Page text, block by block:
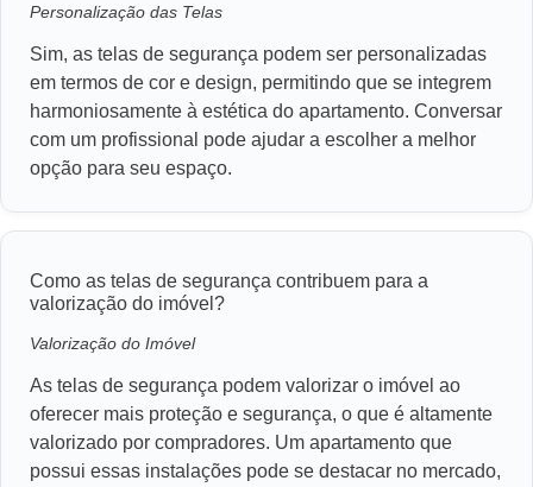
Personalização das Telas
Sim, as telas de segurança podem ser personalizadas
em termos de cor e design, permitindo que se integrem
harmoniosamente à estética do apartamento. Conversar
com um profissional pode ajudar a escolher a melhor
opção para seu espaço.
Como as telas de segurança contribuem para a
valorização do imóvel?
Valorização do Imóvel
As telas de segurança podem valorizar o imóvel ao
oferecer mais proteção e segurança, o que é altamente
valorizado por compradores. Um apartamento que
possui essas instalações pode se destacar no mercado,